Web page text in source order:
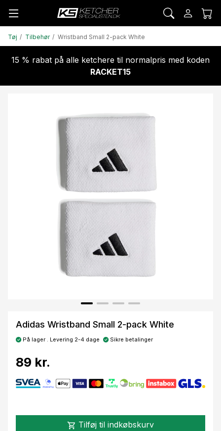
Tøj Tilbehør Wristband Small 2-pack White
15 % rabat på alle ketchere til normalpris med koden
RACKET15
Adidas Wristband Small 2-pack White
På lager . Levering 2-4 dage Sikre betalinger
89 kr.
shopping_cart Tilføj til indkøbskurv